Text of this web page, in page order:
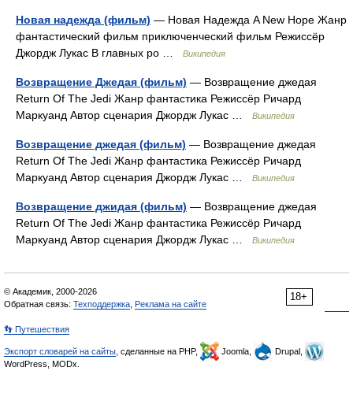
Новая надежда (фильм) — Новая Надежда A New Hope Жанр
фантастический фильм приключенческий фильм Режиссёр
Джордж Лукас В главных ро …
Википедия
Возвращение Джедая (фильм) — Возвращение джедая
Return Of The Jedi Жанр фантастика Режиссёр Ричард
Маркуанд Автор сценария Джордж Лукас …
Википедия
Возвращение джедая (фильм) — Возвращение джедая
Return Of The Jedi Жанр фантастика Режиссёр Ричард
Маркуанд Автор сценария Джордж Лукас …
Википедия
Возвращение джидая (фильм) — Возвращение джедая
Return Of The Jedi Жанр фантастика Режиссёр Ричард
Маркуанд Автор сценария Джордж Лукас …
Википедия
18+
© Академик, 2000-2026
Обратная связь: Техподдержка Реклама на сайте
👣 Путешествия
Экспорт словарей на сайты , сделанные на PHP, Joomla,
Drupal,
WordPress, MODx.